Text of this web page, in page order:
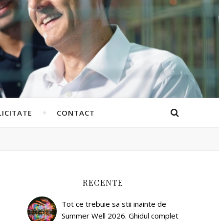
CONTACT
RECENTE
Tot ce trebuie sa stii inainte de
Summer Well 2026. Ghidul complet